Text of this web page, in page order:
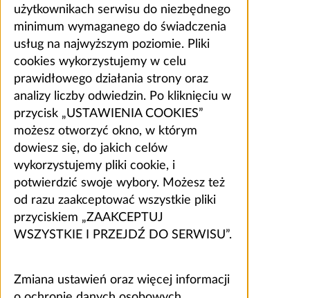
użytkownikach serwisu do niezbędnego
minimum wymaganego do świadczenia
usług na najwyższym poziomie. Pliki
cookies wykorzystujemy w celu
prawidłowego działania strony oraz
analizy liczby odwiedzin. Po kliknięciu w
przycisk „USTAWIENIA COOKIES”
możesz otworzyć okno, w którym
dowiesz się, do jakich celów
wykorzystujemy pliki cookie, i
potwierdzić swoje wybory. Możesz też
od razu zaakceptować wszystkie pliki
przyciskiem „ZAAKCEPTUJ
WSZYSTKIE I PRZEJDŹ DO SERWISU”.
Zmiana ustawień oraz więcej informacji